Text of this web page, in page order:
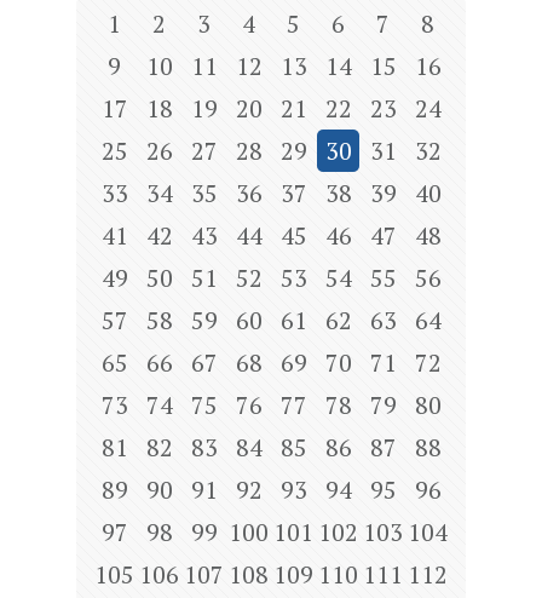
1 2 3 4 5 6 7
8
9
10 11 12 13 14 15
16
17
18 19 20 21 22 23
24
25
26 27 28 29 30 31
32
33
34 35 36 37 38 39
40
41
42 43 44 45 46 47
48
49
50 51 52 53 54 55
56
57
58 59 60 61 62 63
64
65
66 67 68 69 70 71
72
73
74 75 76 77 78 79
80
81
82 83 84 85 86 87
88
89
90 91 92 93 94 95
96
97
98 99 100 101 102 103 104
105 106 107 108 109 110 111 112